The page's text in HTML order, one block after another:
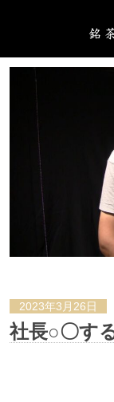
2023年3月26日
社長○〇す